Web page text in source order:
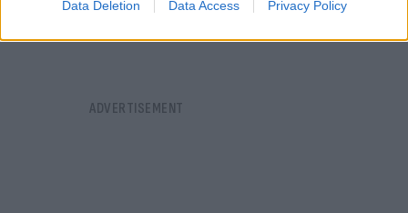
Data Deletion Data Access Privacy Policy